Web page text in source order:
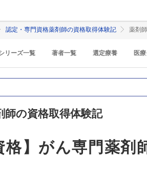
認定・専門資格薬剤師の資格取得体験記 薬剤
リーズ一覧 著者一覧 選定療養 医
師の資格取得体験記
格】がん専門薬剤